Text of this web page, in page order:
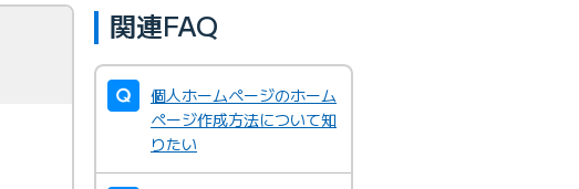
関連FAQ
個人ホームページのホーム
ページ作成方法について知
りたい